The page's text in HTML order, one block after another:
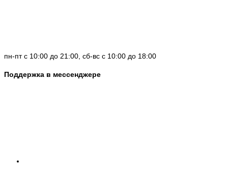
пн-пт с 10:00 до 21:00, сб-вс с 10:00 до 18:00
Поддержка в мессенджере